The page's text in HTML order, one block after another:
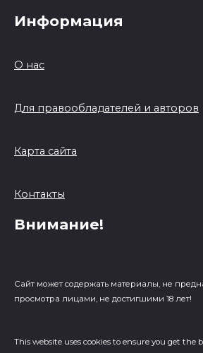
Информация
О нас
Для правообладателей и авторов
Карта сайта
Контакты
Внимание!
Сайт может содержать материалы, не
просмотра лицами, не достигшими 18 лет!
This website uses cookies to ensure you get the